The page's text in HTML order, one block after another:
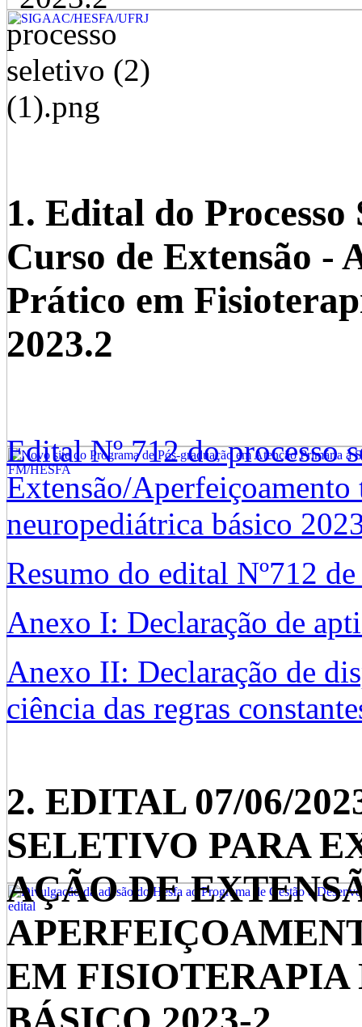
1. Edital do
Curso de Extensão -
Prático em
2023.2
Edital Nº 712 do processo
Extensão/
neuropediátrica básico
Resumo do edital Nº712
Anexo I: Declaração de
Anexo II: Declaração de
ciência das regras
2. EDITAL 07/06/
SELETIVO PARA
AÇÃO DE
EM FISIOTERAPIA